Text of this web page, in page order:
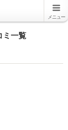
メニュー
ミ一覧